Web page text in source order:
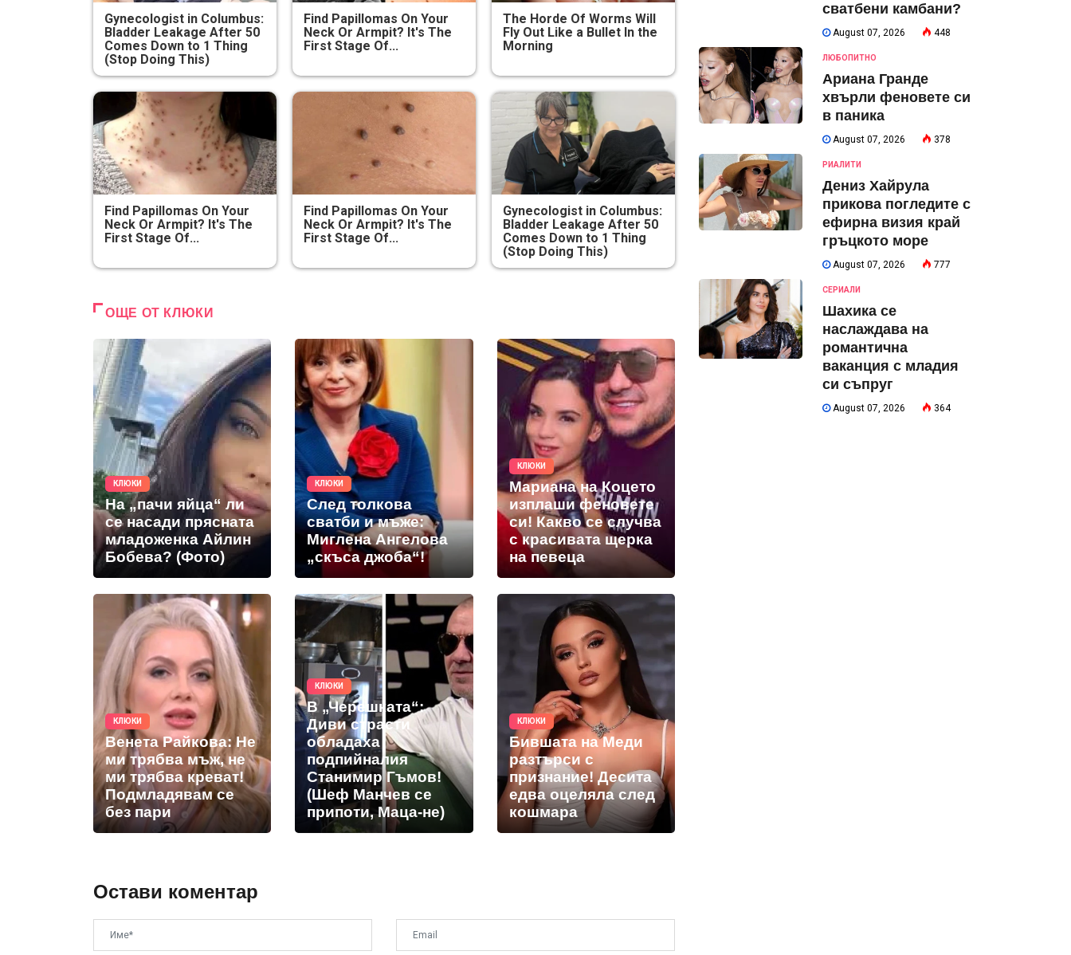
Gynecologist in Columbus:
Bladder Leakage After 50
Comes Down to 1 Thing
(Stop Doing This)
Find Papillomas On Your
Neck Or Armpit? It's The
First Stage Of...
The Horde Of Worms Will
Fly Out Like a Bullet In the
Morning
Find Papillomas On Your
Neck Or Armpit? It's The
First Stage Of...
Find Papillomas On Your
Neck Or Armpit? It's The
First Stage Of...
Gynecologist in Columbus:
Bladder Leakage After 50
Comes Down to 1 Thing
(Stop Doing This)
ОЩЕ ОТ КЛЮКИ
КЛЮКИ
На „пачи яйца“ ли
се насади прясната
младоженка Айлин
Бобева? (Фото)
КЛЮКИ
След толкова
сватби и мъже:
Миглена Ангелова
„скъса джоба“!
КЛЮКИ
Мариана на Коцето
изплаши феновете
си! Какво се случва
с красивата щерка
на певеца
КЛЮКИ
Венета Райкова: Не
ми трябва мъж, не
ми трябва креват!
Подмладявам се
без пари
КЛЮКИ
В „Черешката“:
Диви страсти
обладаха
подпийналия
Станимир Гъмов!
(Шеф Манчев се
припоти, Маца-не)
КЛЮКИ
Бившата на Меди
разтърси с
признание! Десита
едва оцеляла след
кошмара
Остави коментар
сватбени камбани?
August 07, 2026 448
ЛЮБОПИТНО
Ариана Гранде
хвърли феновете си
в паника
August 07, 2026 378
РИАЛИТИ
Дениз Хайрула
прикова погледите с
ефирна визия край
гръцкото море
August 07, 2026 777
СЕРИАЛИ
Шахика се
наслаждава на
романтична
ваканция с младия
си съпруг
August 07, 2026 364